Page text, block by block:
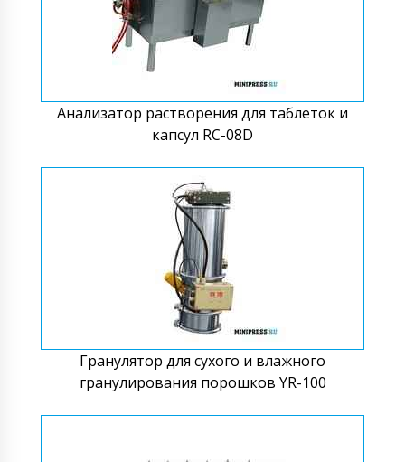
Анализатор растворения для таблеток и
капсул RC-08D
Гранулятор для сухого и влажного
гранулирования порошков YR-100